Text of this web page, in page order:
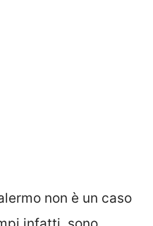
non è un caso